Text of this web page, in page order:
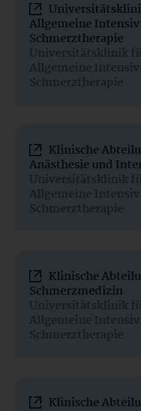
Allgemeine
Schmerztherapie
Universitätsklinik
Allgemeine
Schmerztherapie
Klinische
Anästhesie und
Universitätsklinik
Allgemeine
Schmerztherapie
Klinische
Schmerzmedizin
Universitätsklinik
Allgemeine
Schmerztherapie
Klinische